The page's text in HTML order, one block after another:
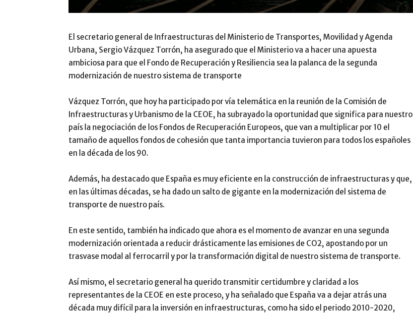
El secretario general de Infraestructuras del Ministerio de Transportes, Movilidad y Agenda
Urbana, Sergio Vázquez Torrón, ha asegurado que el Ministerio va a hacer una apuesta
ambiciosa para que el Fondo de Recuperación y Resiliencia sea la palanca de la segunda
modernización de nuestro sistema de transporte
Vázquez Torrón, que hoy ha participado por vía telemática en la reunión de la Comisión de
Infraestructuras y Urbanismo de la CEOE, ha subrayado la oportunidad que significa para nuestro
país la negociación de los Fondos de Recuperación Europeos, que van a multiplicar por 10 el
tamaño de aquellos fondos de cohesión que tanta importancia tuvieron para todos los españoles
en la década de los 90.
Además, ha destacado que España es muy eficiente en la construcción de infraestructuras y que,
en las últimas décadas, se ha dado un salto de gigante en la modernización del sistema de
transporte de nuestro país.
En este sentido, también ha indicado que ahora es el momento de avanzar en una segunda
modernización orientada a reducir drásticamente las emisiones de CO2, apostando por un
trasvase modal al ferrocarril y por la transformación digital de nuestro sistema de transporte.
Así mismo, el secretario general ha querido transmitir certidumbre y claridad a los
representantes de la CEOE en este proceso, y ha señalado que España va a dejar atrás una
década muy difícil para la inversión en infraestructuras, como ha sido el periodo 2010-2020,